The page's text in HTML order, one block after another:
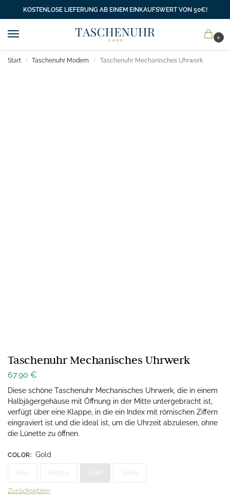
KOSTENLOSE LIEFERUNG AB EINEM EINKAUFSWERT VON 50€!
0
Start / Taschenuhr Modern / Taschenuhr Mechanisches Uhrwerk
Taschenuhr Mechanisches Uhrwerk
67.90 €
Diese schöne Taschenuhr Mechanisches Uhrwerk, die in einem
Halbjägergehäuse mit Öffnung in der Mitte untergebracht ist,
verfügt über eine Klappe, in die ein Index mit römischen Ziffern
eingraviert ist und die ideal ist, um die Uhrzeit abzulesen, ohne
die Lünette zu öffnen.
COLOR: Gold
Gold
Zurücksetzen